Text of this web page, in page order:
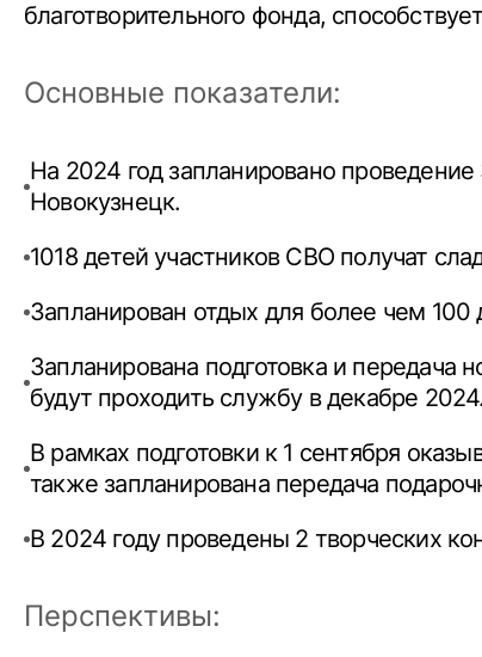
благотворительного фонда,
Основные показатели:
На 2024 год запланировано
Новокузнецк.
1018 детей участников СВО получат
Запланирован отдых для более чем 100
Запланирована подготовка и
будут проходить службу в декабре 2024.
В рамках подготовки к 1 сентября
также запланирована передача
В 2024 году проведены 2 творческих
Перспективы: